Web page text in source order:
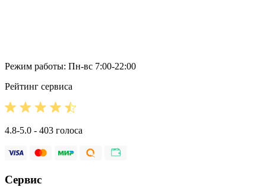
Режим работы: Пн-вс 7:00-22:00
Рейтинг сервиса
4.8-5.0 - 403 голоса
Сервис